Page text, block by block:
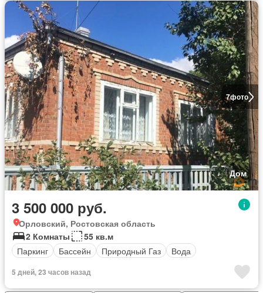
7фото
Дом
3 500 000 руб.
Орловский, Ростовская область
2 Комнаты
55 кв.м
Паркинг
Бассейн Природный Газ Вода
5 дней, 23 часов назад